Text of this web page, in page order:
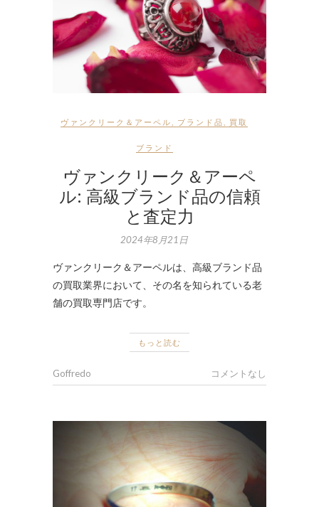
ヴァンクリーク＆アーペル ブランド品 買取
ブランド
ヴァンクリーク＆アーペ
ル: 高級ブランド品の信頼
と査定力
2024年8月21日
ヴァンクリーク＆アーペルは、高級ブランド品
の買取業界において、その名を知られている老
舗の買取専門店です。
もっと読む
Goffredo コメントなし